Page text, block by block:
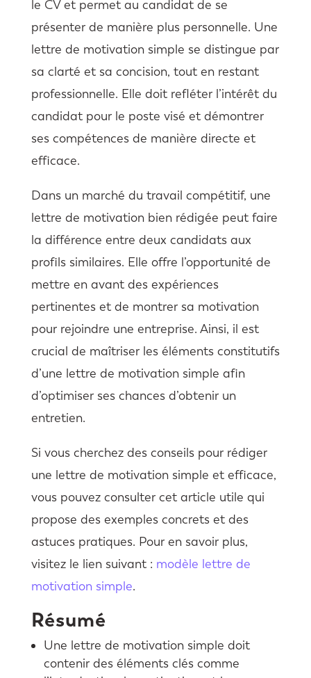
le CV et permet au candidat de se
présenter de manière plus personnelle. Une
lettre de motivation simple se distingue par
sa clarté et sa concision, tout en restant
professionnelle. Elle doit refléter l’intérêt du
candidat pour le poste visé et démontrer
ses compétences de manière directe et
efficace.
Dans un marché du travail compétitif, une
lettre de motivation bien rédigée peut faire
la différence entre deux candidats aux
profils similaires. Elle offre l’opportunité de
mettre en avant des expériences
pertinentes et de montrer sa motivation
pour rejoindre une entreprise. Ainsi, il est
crucial de maîtriser les éléments constitutifs
d’une lettre de motivation simple afin
d’optimiser ses chances d’obtenir un
entretien.
Si vous cherchez des conseils pour rédiger
une lettre de motivation simple et efficace,
vous pouvez consulter cet article utile qui
propose des exemples concrets et des
astuces pratiques. Pour en savoir plus,
visitez le lien suivant : modèle lettre de
motivation simple.
Résumé
Une lettre de motivation simple doit
contenir des éléments clés comme